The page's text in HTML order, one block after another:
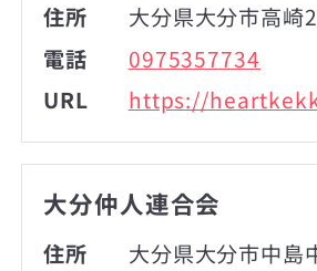
住所
大分県大分市高崎
電話
0975357734
URL
https://
大分仲人連合会
住所
大分県大分市中島